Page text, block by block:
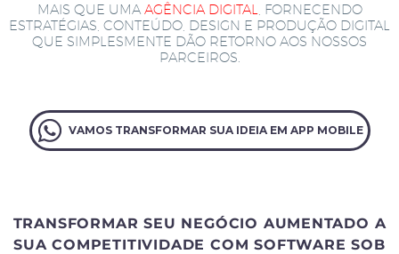
MAIS QUE UMA AGÊNCIA DIGITAL
, FORNECENDO
ESTRATÉGIAS, CONTEÚDO, DESIGN E PRODUÇÃO DIGITAL
QUE SIMPLESMENTE DÃO RETORNO AOS NOSSOS
PARCEIROS.
VAMOS TRANSFORMAR SUA IDEIA EM APP MOBILE
TRANSFORMAR SEU NEGÓCIO AUMENTADO A
SUA COMPETITIVIDADE COM SOFTWARE SOB